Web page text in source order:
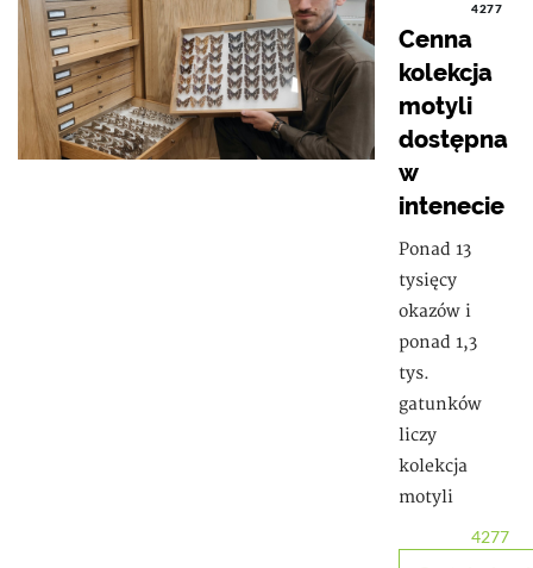
4277
Cenna
kolekcja
motyli
dostępna
w
intenecie
Ponad 13
tysięcy
okazów i
ponad 1,3
tys.
gatunków
liczy
kolekcja
motyli
4277